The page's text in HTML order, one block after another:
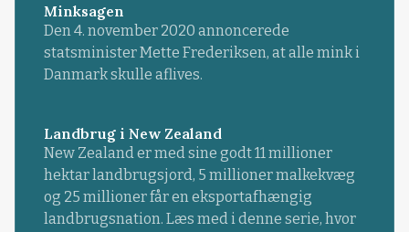
Minksagen
Den 4. november 2020 annoncerede
statsminister Mette Frederiksen, at alle mink i
Danmark skulle aflives.
Landbrug i New Zealand
New Zealand er med sine godt 11 millioner
hektar landbrugsjord, 5 millioner malkekvæg
og 25 millioner får en eksportafhængig
landbrugsnation. Læs med i denne serie, hvor